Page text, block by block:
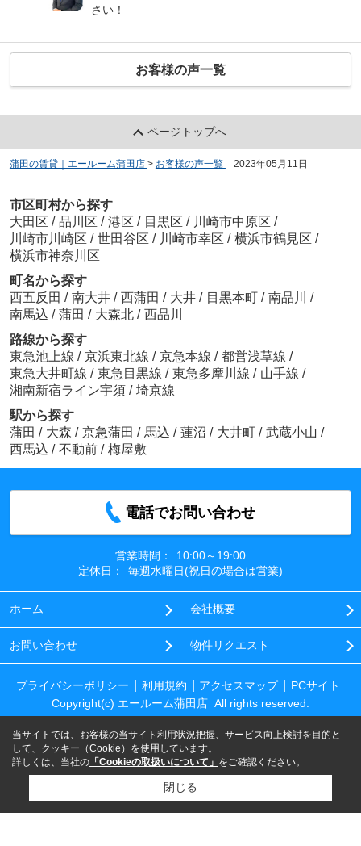
さい！
お客様の声一覧
ページトップへ
蒲田の賃貸｜エールーム蒲田店 > お客様の声一覧 2023年05月11日
市区町村から探す
大田区 / 品川区 / 港区 / 目黒区 / 川崎市中原区 /
川崎市川崎区 / 世田谷区 / 川崎市幸区 / 横浜市鶴見区 /
横浜市神奈川区
町名から探す
西五反田 / 南大井 / 西蒲田 / 大井 / 目黒本町 / 南品川 /
南馬込 / 蒲田 / 大森北 / 西品川
路線から探す
東急池上線 / 京浜東北線 / 京急本線 / 都営浅草線 /
東急大井町線 / 東急目黒線 / 東急多摩川線 / 山手線 /
湘南新宿ライン宇須 / 埼京線
駅から探す
蒲田 / 大森 / 京急蒲田 / 馬込 / 蓮沼 / 大井町 / 武蔵小山 /
西馬込 / 不動前 / 梅屋敷
電話でお問い合わせ
営業時間：
10:00～19:00
定休日：
毎週水曜日(祝日の場合は営業)
ホーム 会社概要
お問い合わせ 物件リクエスト
プライバシーポリシー 利用規約 アクセスマップ
PCサイト
Copyright(c) エールーム蒲田店 All rights reserved.
当サイトでは、お客様の当サイト利用状況把握、サービス向上検討を目的と
して、クッキー（Cookie）を使用しています。
詳しくは、当社の 「Cookieの取扱いについて」 をご確認ください。
閉じる